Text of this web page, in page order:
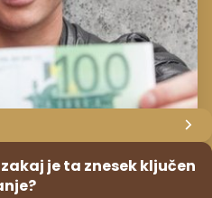
je ta znesek ključen